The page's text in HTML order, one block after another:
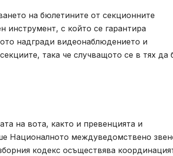
на бюлетините от секционните
инструмент, с който се гарантира
надгради видеонаблюдението и
така че случващото се в тях да
на вота, както и превенцията и
Националното междуведомствено
кодекс осъществява